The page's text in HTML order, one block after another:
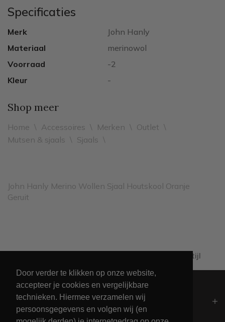
Door verder te klikken op onze website,
accepteer je cookies en vergelijkbare
technieken. Hiermee verzamelen wij
persoonsgegevens en volgen wij (en
Specificaties
Merk
John Hanly
Materiaal
merinowol
Voorraad
-2
Kleur
-
Shop meer
Home \ Accessoires \ Merken \ Outlet \
Mutsen & sjaals \ Sjaals \
John Hanly Merino Wollen Sjaal Houtskool Oranje
Geruit
Al 60+ jaar passie voor maritieme levensstijl
Algemeen